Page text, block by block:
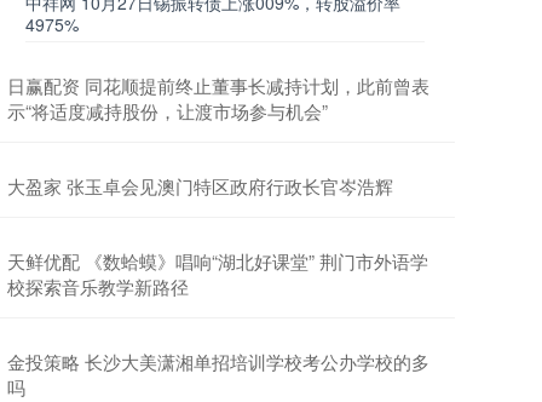
4975%
日赢配资 同花顺提前终止董事长减持计划，此前曾表
示“将适度减持股份，让渡市场参与机会”
大盈家 张玉卓会见澳门特区政府行政长官岑浩辉
天鲜优配 《数蛤蟆》唱响“湖北好课堂” 荆门市外语学
校探索音乐教学新路径
金投策略 长沙大美潇湘单招培训学校考公办学校的多
吗